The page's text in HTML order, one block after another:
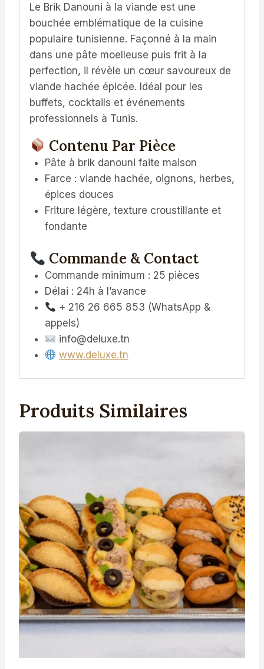
Le Brik Danouni à la viande est une
bouchée emblématique de la cuisine
populaire tunisienne. Façonné à la main
dans une pâte moelleuse puis frit à la
perfection, il révèle un cœur savoureux de
viande hachée épicée. Idéal pour les
buffets, cocktails et événements
professionnels à Tunis.
Contenu Par Pièce
Pâte à brik danouni faite maison
Farce : viande hachée, oignons, herbes,
épices douces
Friture légère, texture croustillante et
fondante
Commande & Contact
Commande minimum : 25 pièces
Délai : 24h à l’avance
+ 216 26 665 853 (WhatsApp &
appels)
info@deluxe.tn
www.deluxe.tn
Produits Similaires